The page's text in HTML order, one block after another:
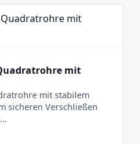
mit
mit stabilem
sicheren Verschließen